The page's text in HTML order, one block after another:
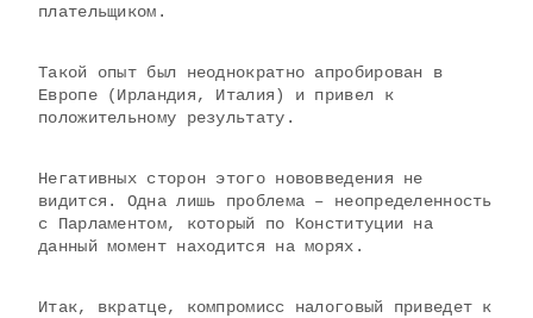
плательщиком.
Такой опыт был неоднократно апробирован в
Европе (Ирландия, Италия) и привел к
положительному результату.
Негативных сторон этого нововведения не
видится. Одна лишь проблема – неопределенность
с Парламентом, который по Конституции на
данный момент находится на морях.
Итак, вкратце, компромисс налоговый приведет к